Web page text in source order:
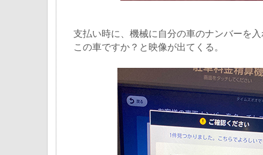
支払い時に、機械に自分の車のナンバーを
この車ですか？と映像が出てくる。